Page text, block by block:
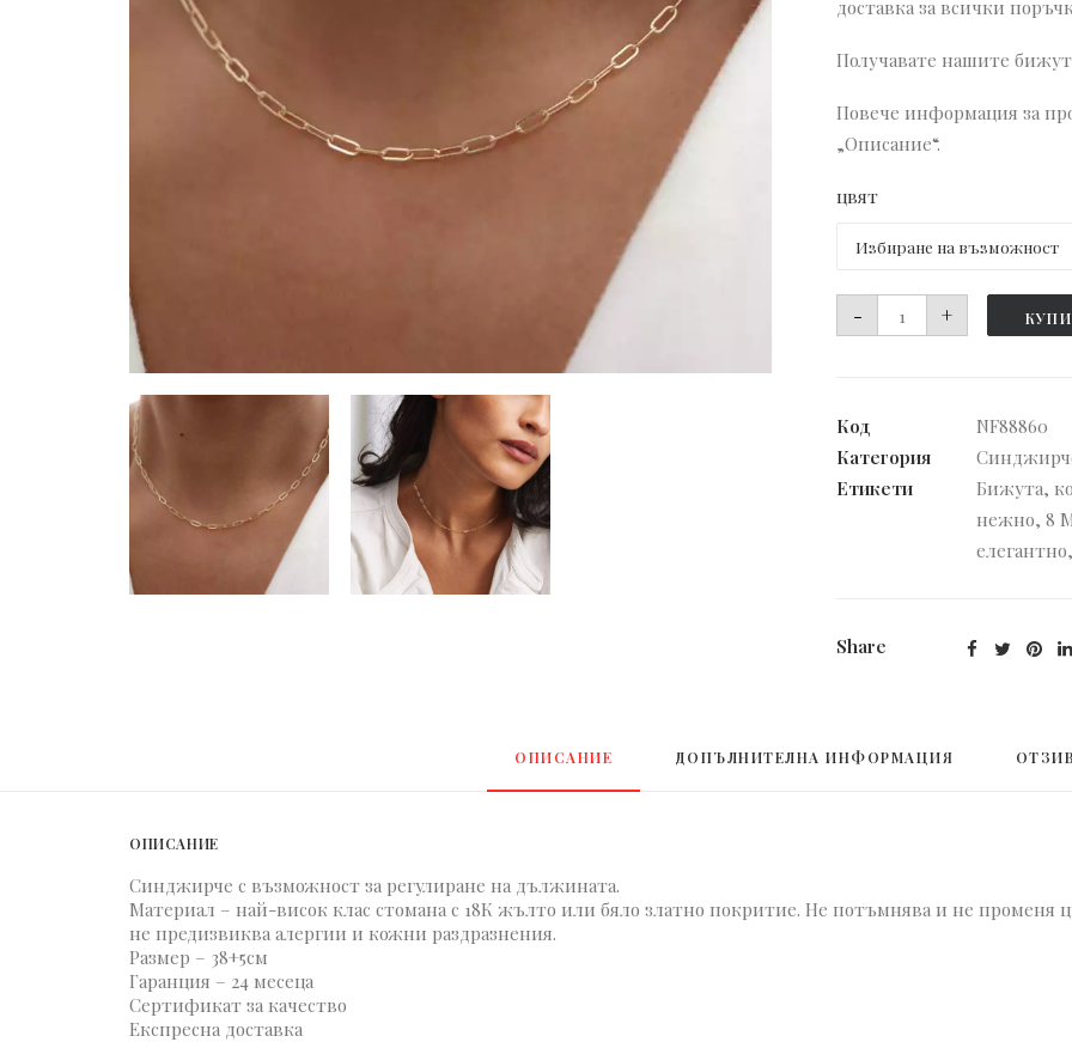
доставка за всички
Получавате нашите
Повече информация за
„Описание“.
цвят
-
количество
за
+ КУПИ
Код
NF88860
Категория
Етикети
Бижута,
нежно, 8
елегантно,
Share
ОПИСАНИЕ ДОПЪЛНИТЕЛНА ИНФОРМАЦИЯ
ОПИСАНИЕ
Синджирче с възможност за регулиране на дължината.
Материал – най-висок клас стомана с 18К жълто или бяло златно покритие. Не потъмнява и не променя
не предизвиква алергии и кожни раздразнения.
Размер – 38+5см
Гаранция – 24 месеца
Сертификат за качество
Експресна доставка